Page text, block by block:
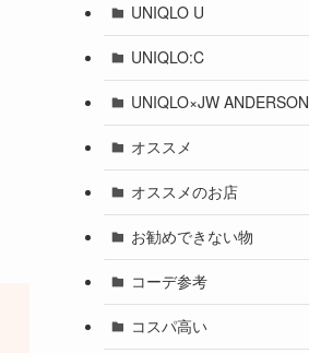
UNIQLO U
UNIQLO:C
UNIQLO×JW ANDERSON
オススメ
オススメのお店
お勧めできない物
コーデ参考
コスパ高い